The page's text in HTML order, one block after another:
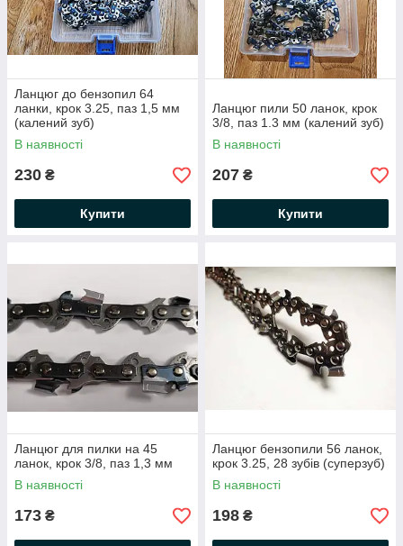
Ланцюг до бензопил 64
ланки, крок 3.25, паз 1,5 мм
(калений зуб)
В наявності
230 ₴
Купити
Ланцюг пили 50 ланок, крок
3/8, паз 1.3 мм (калений зуб)
В наявності
207 ₴
Купити
Ланцюг для пилки на 45
ланок, крок 3/8, паз 1,3 мм
В наявності
173 ₴
Ланцюг бензопили 56 ланок,
крок 3.25, 28 зубів (суперзуб)
В наявності
198 ₴